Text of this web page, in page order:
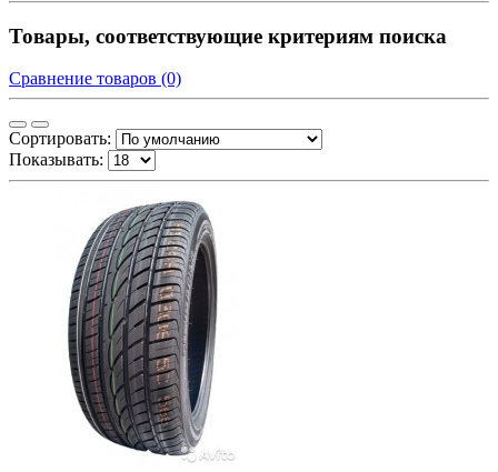
Товары, соответствующие критериям поиска
Сравнение товаров (0)
Сортировать:
Показывать: